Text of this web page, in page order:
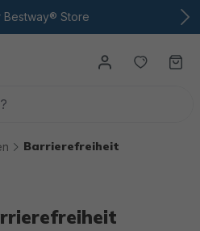
Bestway® Store
Du
Barrierefreiheit